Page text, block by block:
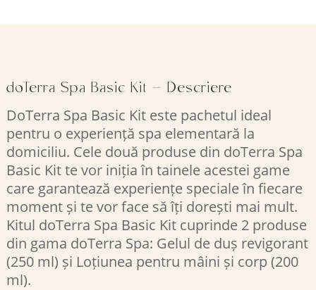
doTerra Spa Basic Kit – Descriere
DoTerra Spa Basic Kit este pachetul ideal
pentru o experiență spa elementară la
domiciliu. Cele două produse din doTerra Spa
Basic Kit te vor iniția în tainele acestei game
care garantează experiențe speciale în fiecare
moment și te vor face să îți dorești mai mult.
Kitul doTerra Spa Basic Kit cuprinde 2 produse
din gama doTerra Spa: Gelul de duș revigorant
(250 ml) și Loțiunea pentru mâini și corp (200
ml).